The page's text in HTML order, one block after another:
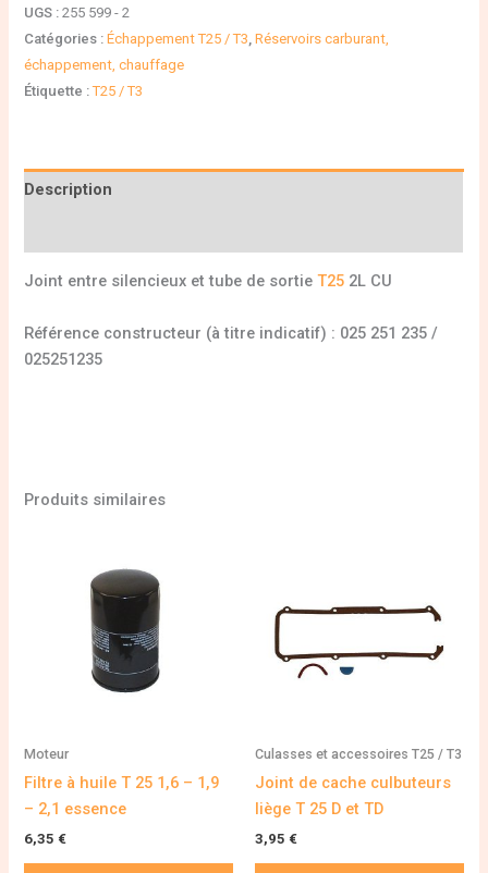
UGS :255 599 - 2
Catégories :Échappement T25 / T3,Réservoirs carburant,
échappement, chauffage
Étiquette :T25 / T3
Description
Joint entre silencieux et tube de sortieT25 2L CU
Référence constructeur (à titre indicatif) : 025 251 235 /
025251235
Produits similaires
Moteur
Filtre à huile T 25 1,6 – 1,9
– 2,1 essence
6,35 €
Culasses et accessoires T25 / T3
Joint de cache culbuteurs
liège T 25 D et TD
3,95 €